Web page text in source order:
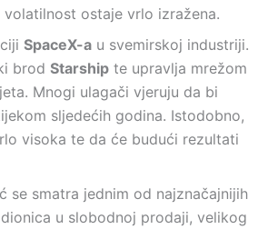
ostaje vrlo izražena.
SpaceX-a u svemirskoj industriji.
brod Starship te upravlja mrežom
Mnogi ulagači vjeruju da bi
sljedećih godina. Istodobno,
visoka te da će budući rezultati
se smatra jednim od najznačajnijih
u slobodnoj prodaji, velikog